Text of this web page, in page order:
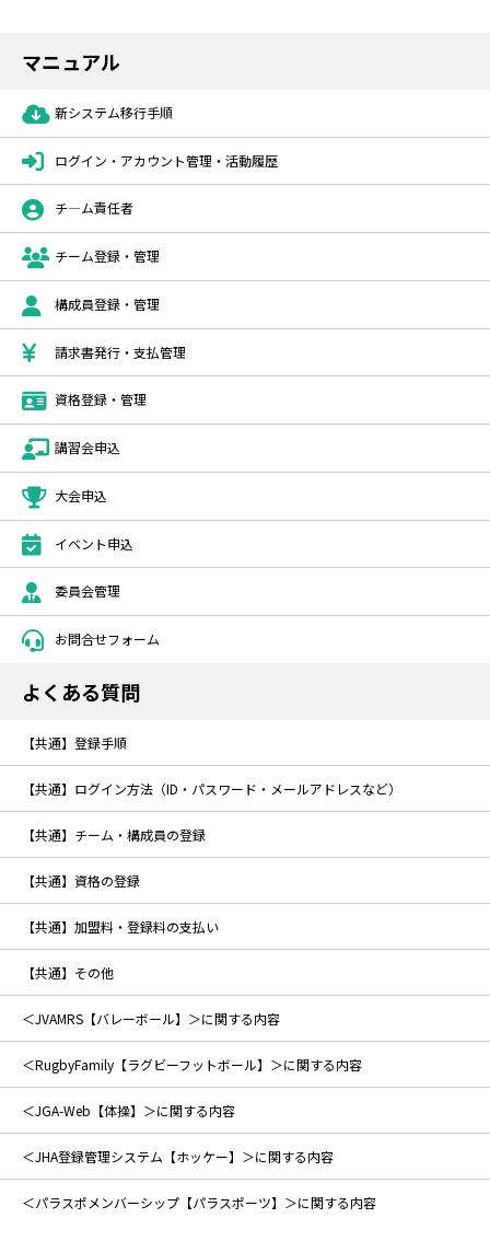
マニュアル
新システム移行手順
ログイン・アカウント管理・活動履歴
チ―ム責任者
チーム登録・管理
構成員登録・管理
請求書発行・支払管理
資格登録・管理
講習会申込
大会申込
イベント申込
委員会管理
お問合せフォーム
よくある質問
【共通】登録手順
【共通】ログイン方法（ID・パスワード・メールアドレスなど）
【共通】チーム・構成員の登録
【共通】資格の登録
【共通】加盟料・登録料の支払い
【共通】その他
＜JVAMRS【バレーボール】＞に関する内容
＜RugbyFamily【ラグビーフットボール】＞に関する内容
＜JGA-Web【体操】＞に関する内容
＜JHA登録管理システム【ホッケー】＞に関する内容
＜パラスポメンバーシップ【パラスポーツ】＞に関する内容